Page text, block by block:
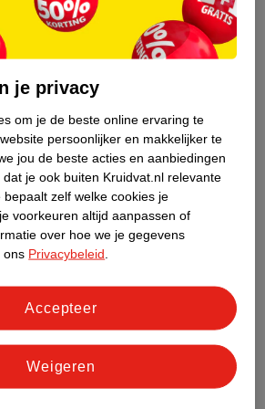
Kruidvat Extra Large
Maat 6 Luiers
Jumbopack
mt 6 (16-21 kg), 54
* aanbevolen verkoopprijs
je privacy
om je de beste online ervaring te
persoonlijker en makkelijker te
jou de beste acties en aanbiedingen
je ook buiten Kruidvat.nl relevante
bepaalt zelf welke cookies je
voorkeuren altijd aanpassen of
over hoe we je gegevens
ons Privacybeleid
Weigeren
Accepteer